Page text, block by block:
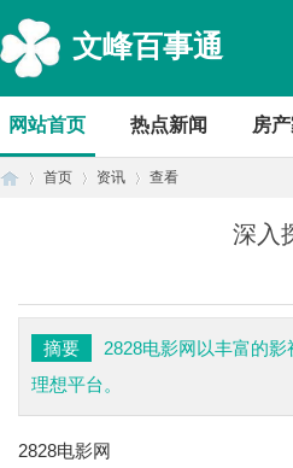
文峰百事通
网站首页 热点新闻 房
首页 资讯 查看
深入
摘要
2828电影网以丰富的
理想平台。
2828电影网